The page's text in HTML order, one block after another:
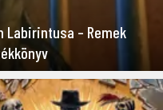
Labirintusa – Remek